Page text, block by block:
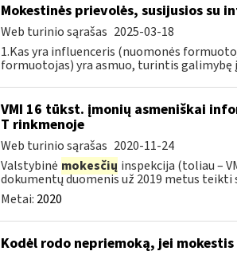
Mokestinės prievolės, susijusios su
Web turinio sąrašas 2025-03-18
1.Kas yra influenceris (nuomonės
formuotojas) yra asmuo, turintis
VMI 16 tūkst. įmonių asmeniškai
T rinkmenoje
Web turinio sąrašas 2020-11-24
Valstybinė mokesčių inspekcija (toliau –
dokumentų duomenis už 2019 metus teikti
Metai: 2020
Kodėl rodo nepriemoką, jei